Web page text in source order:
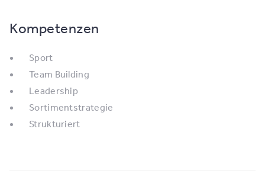
Kompetenzen
Sport
Team Building
Leadership
Sortimentstrategie
Strukturiert